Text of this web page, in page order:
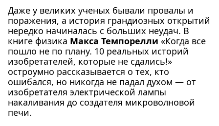
Даже у великих ученых бывали провалы и
поражения, а история грандиозных открытий
нередко начиналась с больших неудач. В
книге физика Макса Темпорелли «Когда все
пошло не по плану. 10 реальных историй
изобретателей, которые не сдались!»
остроумно рассказывается о тех, кто
ошибался, но никогда не падал духом — от
изобретателя электрической лампы
накаливания до создателя микроволновой
печи.